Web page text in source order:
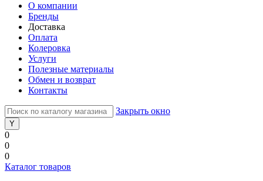
О компании
Бренды
Доставка
Оплата
Колеровка
Услуги
Полезные материалы
Обмен и возврат
Контакты
Закрыть окно
0
0
0
Каталог товаров